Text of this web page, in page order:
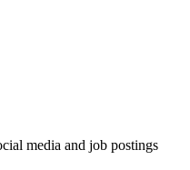
media and job postings